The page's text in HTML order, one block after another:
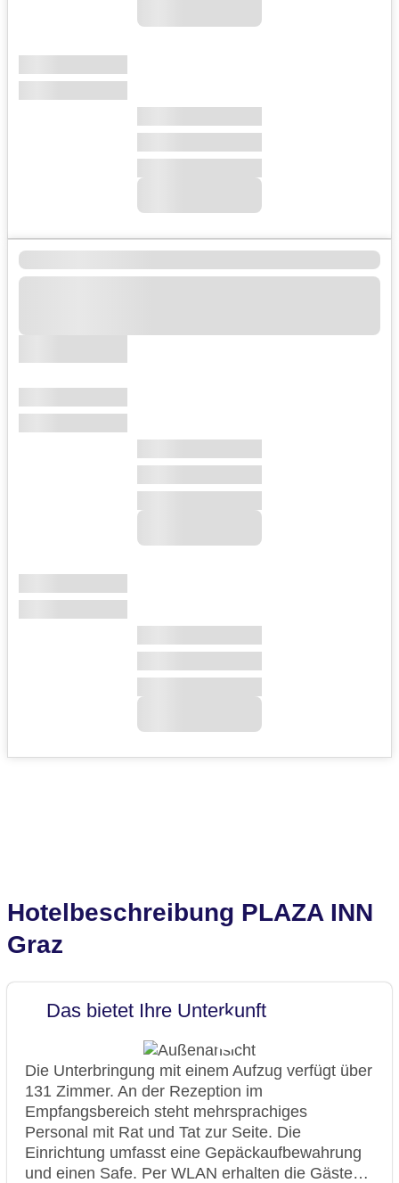
Hotelbeschreibung PLAZA INN
Graz
Das bietet Ihre Unterkunft
Die Unterbringung mit einem Aufzug verfügt über
131 Zimmer. An der Rezeption im
Empfangsbereich steht mehrsprachiges
Personal mit Rat und Tat zur Seite. Die
Einrichtung umfasst eine Gepäckaufbewahrung
und einen Safe. Per WLAN erhalten die Gäste